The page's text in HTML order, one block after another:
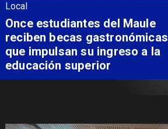
Local
Álvarez-Salamanca lidera la
apuesta regional para
consolidar el Paso Pehuenche
como alternativa a Los
Libertadores